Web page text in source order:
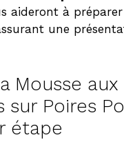
aideront à
une
Mousse aux
sur Poires
étape